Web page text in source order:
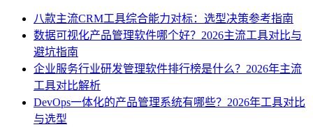
八款主流CRM工具综合能力对标：选型决策参考指南
数据可视化产品管理软件哪个好？2026主流工具对比与
避坑指南
企业服务行业研发管理软件排行榜是什么？2026年主流
工具对比解析
DevOps一体化的产品管理系统有哪些？2026年工具对比
与选型